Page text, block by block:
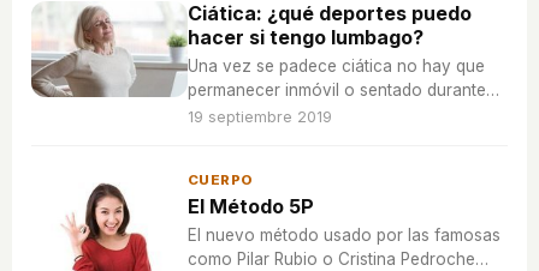
Ciática: ¿qué deportes puedo
hacer si tengo lumbago?
Una vez se padece ciática no hay que
permanecer inmóvil o sentado durante
mucho tiempo, debido a que la dolencia
19 septiembre 2019
CUERPO
El Método 5P
El nuevo método usado por las famosas
como Pilar Rubio o Cristina Pedroche